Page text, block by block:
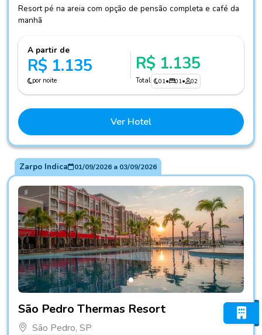
Resort pé na areia com opção de pensão completa e café da
manhã
A partir de
R$ 1.135
por noite
R$ 1.135
Total 01• 01• 02
Ver Hotel
Zarpo Indica 01/09/2026a 03/09/2026
São Pedro Thermas Resort
São Pedro, SP